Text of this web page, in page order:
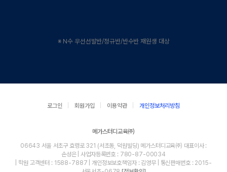
※ N수 우선선발반/정규반/반수반 재원생 대상
로그인 회원가입 이용약관 개인정보처리방침
메가스터디교육㈜
06643 서울 서초구 효령로 321 (서초동, 덕원빌딩) 메가스터디교육㈜ 대표이사 :
손성은 | 사업자등록번호 : 780-87-00034
| 학원 고객센터 : 1588-7887 | 개인정보보호책임자 : 김영무 | 통신판매번호 : 2015-